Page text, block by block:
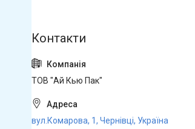
ТОВ "Ай Кью Пак"
вул.Комарова, 1, Чернівці, Україна